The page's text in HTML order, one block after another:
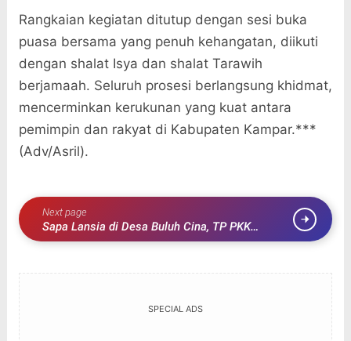
Rangkaian kegiatan ditutup dengan sesi buka
puasa bersama yang penuh kehangatan, diikuti
dengan shalat Isya dan shalat Tarawih
berjamaah. Seluruh prosesi berlangsung khidmat,
mencerminkan kerukunan yang kuat antara
pemimpin dan rakyat di Kabupaten Kampar.***
(Adv/Asril).
Next page
Sapa Lansia di Desa Buluh Cina, TP PKK
Kampar Tebar Paket Sembako dan Buka
SPECIAL ADS